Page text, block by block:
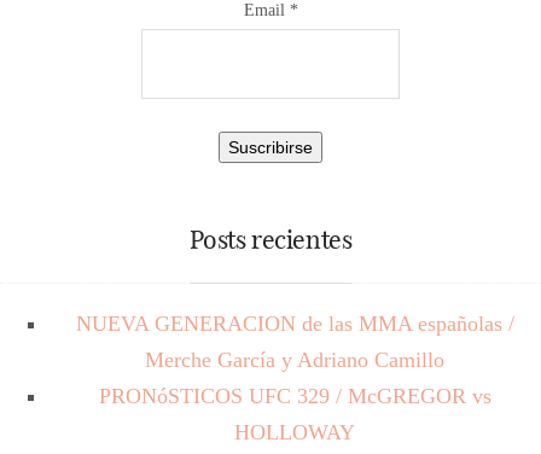
Email *
Posts recientes
NUEVA GENERACION de las MMA españolas /
Merche García y Adriano Camillo
PRONóSTICOS UFC 329 / McGREGOR vs
HOLLOWAY